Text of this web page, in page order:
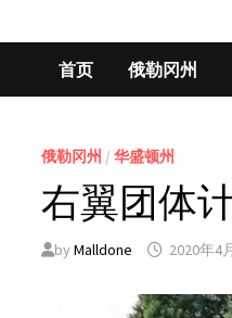
首页 俄勒冈州
俄勒冈州 /华盛顿州
右翼团体
byMalldone 2020年4